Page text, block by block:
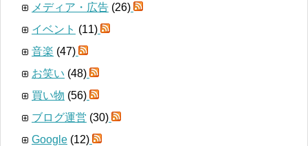
メディア・広告 (26)
イベント (11)
音楽 (47)
お笑い (48)
買い物 (56)
ブログ運営 (30)
Google (12)